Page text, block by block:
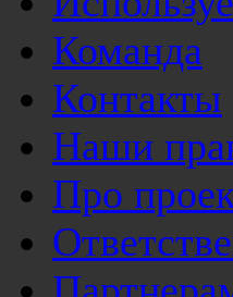
Команда
Контакты
Наши
Про